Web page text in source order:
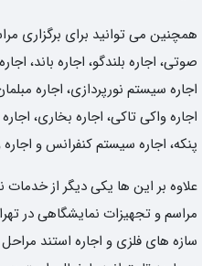
همچنین می توانید برای برگزاری
صوتی، اجاره بلندگو، اجاره باند،
اجاره سیستم نورپردازی، اجاره
اجاره واکی تاکی، اجاره بخاری،
پنکه، اجاره سیستم کنفرانس و
علاوه بر این ها یکی دیگر از خدمات
مراسم و تجهیزات نمایشگاهی در
سازه های فلزی و اجاره استند